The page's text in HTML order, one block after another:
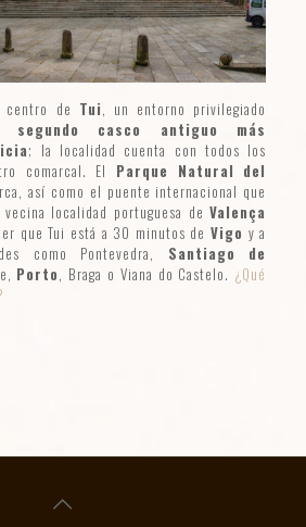
centro de Tui, un entorno privilegiado
segundo casco antiguo más
; la localidad cuenta con todos los
comarcal. El Parque Natural del
así como el puente internacional que
localidad portuguesa deValença
que Tui está a 30 minutos deVigo y a
como Pontevedra, Santiago de
Porto, Braga o Viana do Castelo. ¿Qué